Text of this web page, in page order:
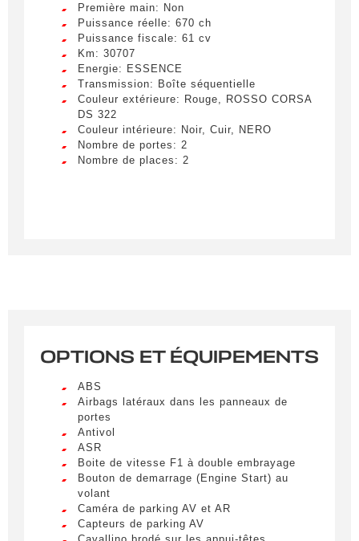
Remplissez le formulaire ci-dessous pour recevoir
une notification par e-mail dès qu’un véhicule
correspondant à vos critères sera disponible.
Civilité *
M.
LIVRAISON PARTOUT EN
FRANCE
Première main: Non
Puissance réelle: 670 ch
Puissance fiscale: 61 cv
Km: 30707
Energie: ESSENCE
Transmission: Boîte séquentielle
Couleur extérieure: Rouge, ROSSO CORSA
DS 322
Couleur intérieure: Noir, Cuir, NERO
Nombre de portes: 2
Nombre de places: 2
OPTIONS ET ÉQUIPEMENTS
ABS
Airbags latéraux dans les panneaux de
portes
Antivol
ASR
Boite de vitesse F1 à double embrayage
Bouton de demarrage (Engine Start) au
volant
Caméra de parking AV et AR
Capteurs de parking AV